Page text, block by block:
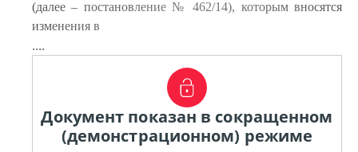
(далее – постановление № 462/14), которым вносятся
изменения в
....
Документ показан в сокращенном
(демонстрационном) режиме